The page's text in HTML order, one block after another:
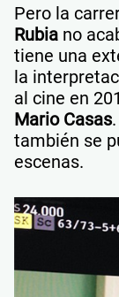
Pero la
Rubia no
tiene una
la
al cine en
Mario Casas
también se
escenas.